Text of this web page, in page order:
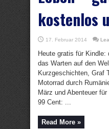
kostenlos
17. Februar 2014
Heute gratis für Kindle:
das Warten auf den
Kurzgeschichten, Graf
Motorrad durch
März und Abenteuer
99 Cent: ...
Read More »